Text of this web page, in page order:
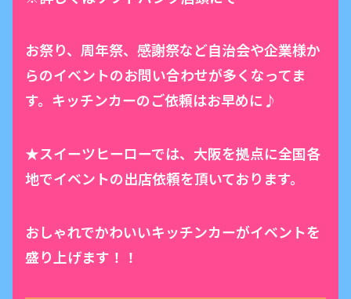
お祭り、周年祭、感謝祭など自治会や企業様か
らのイベントのお問い合わせが多くなってま
す。キッチンカーのご依頼はお早めに♪
★スイーツヒーローでは、大阪を拠点に全国各
地でイベントの出店依頼を頂いております。
おしゃれでかわいいキッチンカーがイベントを
盛り上げます！！